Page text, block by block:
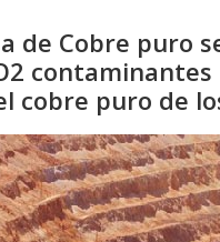
de Cobre puro
cobre puro de